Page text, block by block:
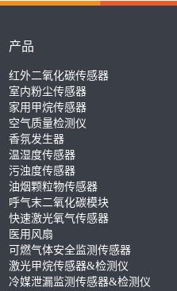
产品
红外二氧化碳传感器
室内粉尘传感器
家用甲烷传感器
空气质量检测仪
香氛发生器
温湿度传感器
污浊度传感器
油烟颗粒物传感器
呼气末二氧化碳模块
快速激光氧气传感器
医用风扇
可燃气体安全监测传感器
激光甲烷传感器&检测仪
冷媒泄漏监测传感器&检测仪